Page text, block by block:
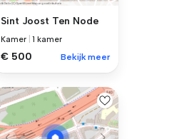
Sint Joost Ten Node
Kamer |1 kamer
€ 500 Bekijk meer